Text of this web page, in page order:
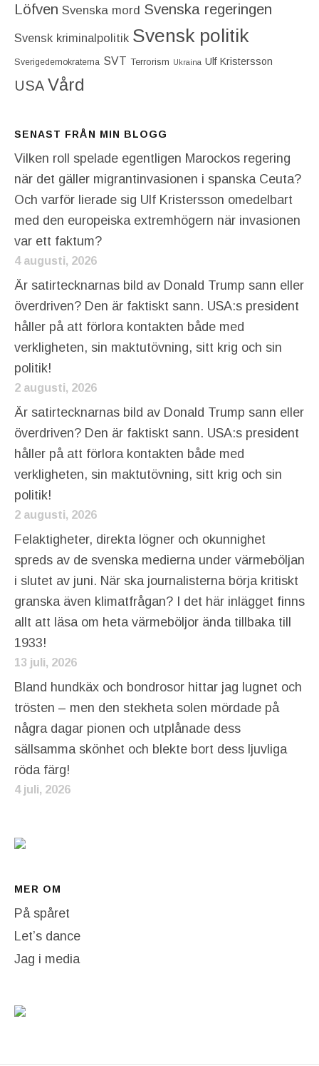
Löfven Svenska mord Svenska regeringen
Svensk kriminalpolitik Svensk politik
Sverigedemokraterna SVT Terrorism Ukraina Ulf Kristersson
USA Vård
SENAST FRÅN MIN BLOGG
Vilken roll spelade egentligen Marockos regering
när det gäller migrantinvasionen i spanska Ceuta?
Och varför lierade sig Ulf Kristersson omedelbart
med den europeiska extremhögern när invasionen
var ett faktum?
4 augusti, 2026
Är satirtecknarnas bild av Donald Trump sann eller
överdriven? Den är faktiskt sann. USA:s president
håller på att förlora kontakten både med
verkligheten, sin maktutövning, sitt krig och sin
politik!
2 augusti, 2026
Är satirtecknarnas bild av Donald Trump sann eller
överdriven? Den är faktiskt sann. USA:s president
håller på att förlora kontakten både med
verkligheten, sin maktutövning, sitt krig och sin
politik!
2 augusti, 2026
Felaktigheter, direkta lögner och okunnighet
spreds av de svenska medierna under värmeböljan
i slutet av juni. När ska journalisterna börja kritiskt
granska även klimatfrågan? I det här inlägget finns
allt att läsa om heta värmeböljor ända tillbaka till
1933!
13 juli, 2026
Bland hundkäx och bondrosor hittar jag lugnet och
trösten – men den stekheta solen mördade på
några dagar pionen och utplånade dess
sällsamma skönhet och blekte bort dess ljuvliga
röda färg!
4 juli, 2026
MER OM
På spåret
Let’s dance
Jag i media